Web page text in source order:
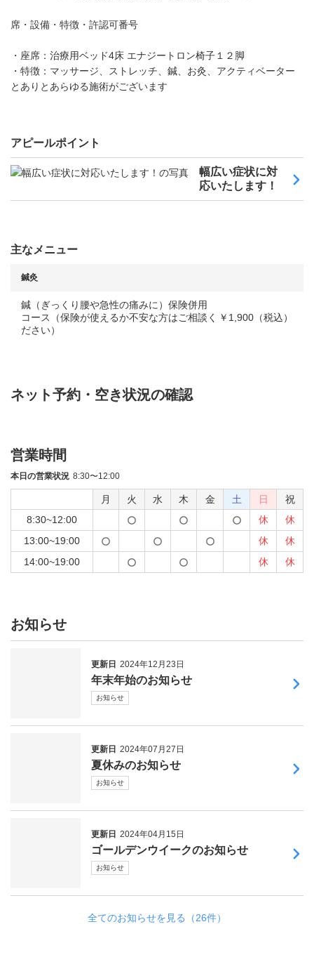
席・設備・特徴・許認可番号
・座席：治療用ベッド4床 エナジートロン椅子１２脚
・特徴：マッサージ、ストレッチ、鍼、お灸、アクティベーター
とありとあらゆる施術がございます
アピールポイント
幅広い症状に対
応いたします！
主なメニュー
鍼灸
鍼（ぎっくり腰や急性の痛みに）保険併用
コース（保険が使えるか不安な方はご相談く
ださい）
￥1,900（税込）
ネット予約・空き状況の確認
営業時間
本日の営業状況 8:30〜12:00
月 火 水 木 金 土 日
祝
8:30~12:00
休
休
13:00~19:00
休
休
14:00~19:00
休 休
お知らせ
更新日 2024年12月23日
年末年始のお知らせ
お知らせ
更新日 2024年07月27日
夏休みのお知らせ
お知らせ
更新日 2024年04月15日
ゴールデンウイークのお知らせ
お知らせ
全てのお知らせを見る（26件）